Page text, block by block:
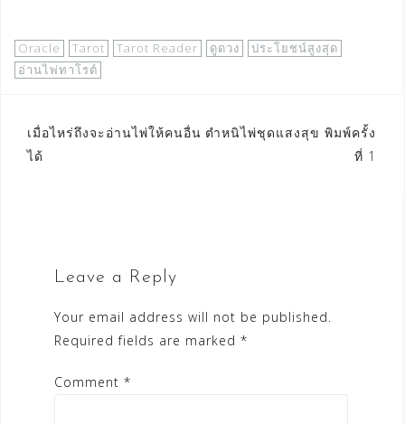
Oracle Tarot Tarot Reader ดูดวง
ประโยชน์สูงสุด
อ่านไพ่ทาโรต์
Post
navigation
เมื่อไหร่ถึงจะอ่านไพ่ให้คนอื่น
ได้
ตำหนิไพ่ชุดแสงสุข พิมพ์ครั้ง
ที่ 1
Leave a Reply
Your email address will not be published.
Required fields are marked *
Comment *